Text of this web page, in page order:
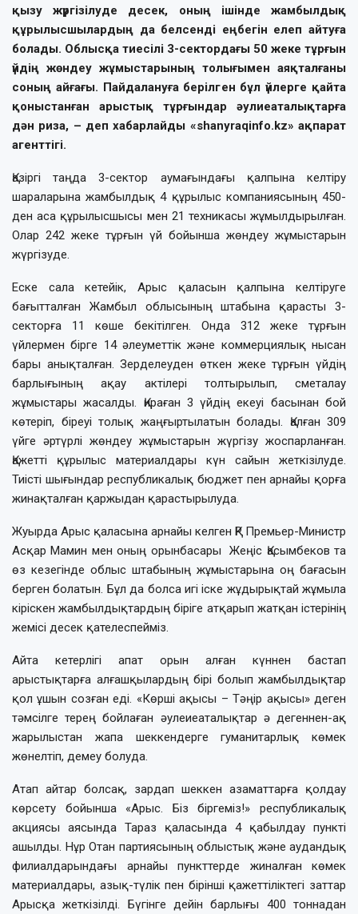
қызу жүргізілуде десек, оның ішінде жамбылдық
құрылысшылардың да белсенді еңбегін елеп айтуға
болады. Облысқа тиесілі 3-сектордағы 50 жеке тұрғын
үйдің жөндеу жұмыстарының толығымен аяқталғаны
соның айғағы. Пайдалануға берілген бұл үйлерге қайта
қоныстанған арыстық тұрғындар әулиеаталықтарға
дән риза, – деп хабарлайды «shanyraqinfo.kz» ақпарат
агенттігі.
Қазіргі таңда 3-сектор аумағындағы қалпына келтіру
шараларына жамбылдық 4 құрылыс компаниясының 450-
ден аса құрылысшысы мен 21 теxникасы жұмылдырылған.
Олар 242 жеке тұрғын үй бойынша жөндеу жұмыстарын
жүргізуде.
Еске сала кетейік, Арыс қаласын қалпына келтіруге
бағытталған Жамбыл облысының штабына қарасты 3-
секторға 11 көше бекітілген. Онда 312 жеке тұрғын
үйлермен бірге 14 әлеуметтік және коммерциялық нысан
бары анықталған. Зерделеуден өткен жеке тұрғын үйдің
барлығының ақау актілері толтырылып, сметалау
жұмыстары жасалды. Қираған 3 үйдің екеуі басынан бой
көтеріп, біреуі толық жаңғыртылатын болады. Қалған 309
үйге әртүрлі жөндеу жұмыстарын жүргізу жоспарланған.
Қажетті құрылыс материалдары күн сайын жеткізілуде.
Тиісті шығындар республикалық бюджет пен арнайы қорға
жинақталған қаржыдан қарастырылуда.
Жуырда Арыс қаласына арнайы келген ҚР Премьер-Министр
Асқар Мамин мен оның орынбасары Жеңіс Қасымбеков та
өз кезегінде облыс штабының жұмыстарына оң бағасын
берген болатын. Бұл да болса игі іске жұдырықтай жұмыла
кіріскен жамбылдықтардың біріге атқарып жатқан істерінің
жемісі десек қателеспейміз.
Айта кетерлігі апат орын алған күннен бастап
арыстықтарға алғашқылардың бірі болып жамбылдықтар
қол ұшын созған еді. «Көрші ақысы – Тәңір ақысы» деген
тәмсілге терең бойлаған әулеиеаталықтар ә дегеннен-ақ
жарылыстан жапа шеккендерге гуманитарлық көмек
жөнелтіп, демеу болуда.
Атап айтар болсақ, зардап шеккен азаматтарға қолдау
көрсету бойынша «Арыс. Біз біргеміз!» республикалық
акциясы аясында Тараз қаласында 4 қабылдау пункті
ашылды. Нұр Отан партиясының облыстық және аудандық
филиалдарындағы арнайы пункттерде жиналған көмек
материалдары, азық-түлік пен бірінші қажеттіліктегі заттар
Арысқа жеткізілді. Бүгінге дейін барлығы 400 тоннадан